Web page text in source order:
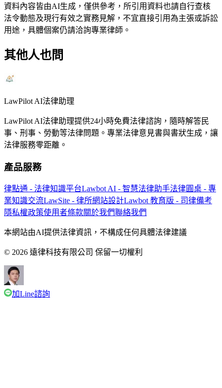
資料內容皆由AI生成，僅供參考，所引用資料也請自行查核
法令動態及現行有效之實務見解，不宜直接引用為主張或訴訟
用途，具體個案仍請洽詢專業律師。
其他人也問
LawPilot AI法律助理
LawPilot AI法律助理提供24小時免費法律諮詢，隨時解答民
事、刑事、勞動等法律問題。專業法律意見書與書狀生成，讓
法律服務零距離。
產品服務
律點通 - 法律知識平台Lawbot AI - 智慧法律助手法律圓桌 - 專
業知識交流LawSite - 律所網站設計Lawbot 教育版 - 司律備考
隱私權政策使用者條款關於我們聯絡我們
本網站由AI提供法律資訊，不構成任何具體法律建議
© 2026 遠律科技有限公司 保留一切權利
加Line諮詢